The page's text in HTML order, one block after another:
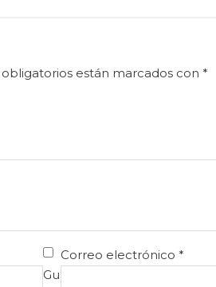
están marcados con *
Correo electrónico*
Gu